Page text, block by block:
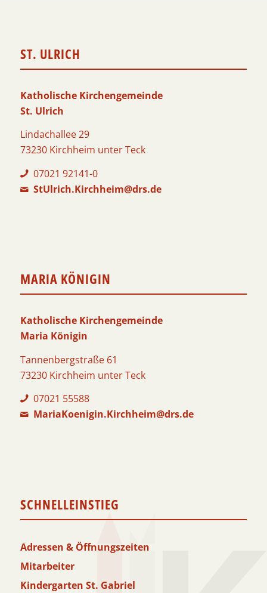
ST. ULRICH
Katholische Kirchengemeinde
St. Ulrich
Lindachallee 29
73230 Kirchheim unter Teck
07021 92141-0
StUlrich.Kirchheim@drs.de
MARIA KÖNIGIN
Katholische Kirchengemeinde
Maria Königin
Tannenbergstraße 61
73230 Kirchheim unter Teck
07021 55588
MariaKoenigin.Kirchheim@drs.de
SCHNELLEINSTIEG
Adressen & Öffnungszeiten
Mitarbeiter
Kindergarten St. Gabriel